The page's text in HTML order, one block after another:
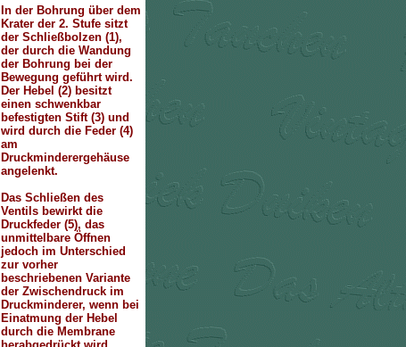
In der Bohrung über dem
Krater der 2. Stufe sitzt
der Schließbolzen (1),
der durch die Wandung
der Bohrung bei der
Bewegung geführt wird.
Der Hebel (2) besitzt
einen schwenkbar
befestigten Stift (3) und
wird durch die Feder (4)
am
Druckminderergehäuse
angelenkt.
Das Schließen des
Ventils bewirkt die
Druckfeder (5), das
unmittelbare Öffnen
jedoch im Unterschied
zur vorher
beschriebenen Variante
der Zwischendruck im
Druckminderer, wenn bei
Einatmung der Hebel
durch die Membrane